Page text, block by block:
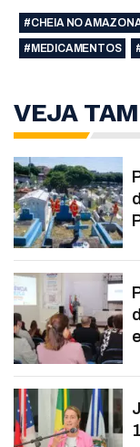
#CHEIA NO
#MEDICAMENTOS
VEJA